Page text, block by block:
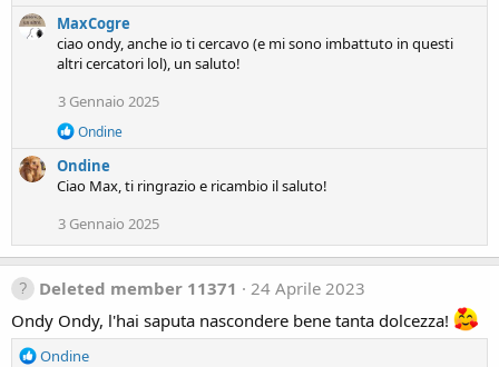
s
:
MaxCogre
ciao ondy, anche io ti cercavo (e mi sono imbattuto in questi
altri cercatori lol), un saluto!
3 Gennaio 2025
R
a
c
i
n
s
:
Ondine
Ondine
Ciao Max, ti ringrazio e ricambio il saluto!
3 Gennaio 2025
Deleted member 11371
24 Aprile 2023
Ondy Ondy, l'hai saputa nascondere bene tanta dolcezza!
R
Ondine